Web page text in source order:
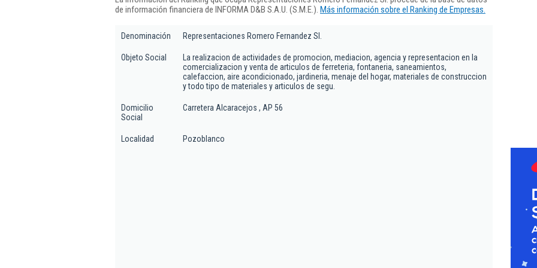
de información financiera de INFORMA D&B S.A.U. (S.M.E.). Más información sobre el Ranking de Empresas.
Denominación Representaciones Romero Fernandez Sl.
Objeto Social
La realizacion de actividades de promocion, mediacion, agencia y representacion en la
comercializacion y venta de articulos de ferreteria, fontaneria, saneamientos,
calefaccion, aire acondicionado, jardineria, menaje del hogar, materiales de construccion
y todo tipo de materiales y articulos de segu.
Domicilio
Social
Carretera Alcaracejos , AP 56
Localidad Pozoblanco